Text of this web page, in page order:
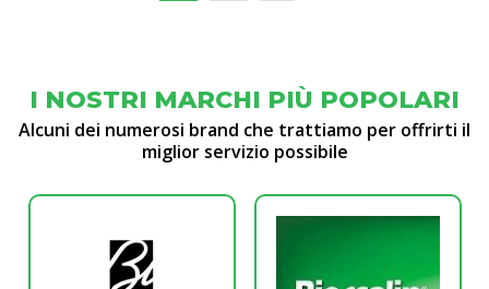
I NOSTRI MARCHI PIÙ POPOLARI
Alcuni dei numerosi brand che trattiamo per offrirti il
miglior servizio possibile